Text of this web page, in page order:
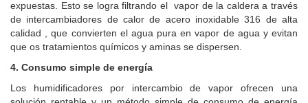
expuestas. Esto se logra filtrando el vapor de la caldera a través
de intercambiadores de calor de acero inoxidable 316 de alta
calidad , que convierten el agua pura en vapor de agua y evitan
que os tratamientos químicos y aminas se dispersen.
4. Consumo simple de energía
Los humidificadores por intercambio de vapor ofrecen una